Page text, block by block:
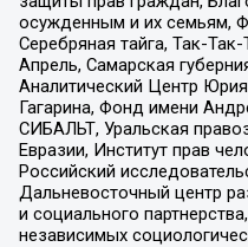
осужденным и их семьям,
Серебряная тайга, Так-
Апрель, Самарская
Аналитический Центр
Гагарина, Фонд имени
СИБАЛЬТ, Уральская
Евразии, Институт прав
Российский
Дальневосточный центр
и социального
независимых